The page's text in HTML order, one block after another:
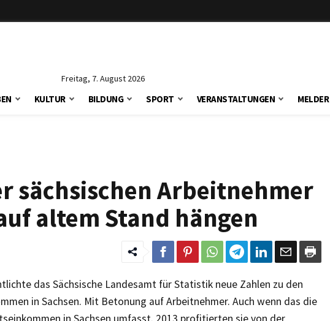
Freitag, 7. August 2026
KULTUR BILDUNG SPORT VERANSTALTUNGEN MELDER
sächsischen Arbeitnehmer
altem Stand hängen
das Sächsische Landesamt für Statistik neue Zahlen zu den
in Sachsen. Mit Betonung auf Arbeitnehmer. Auch wenn das die